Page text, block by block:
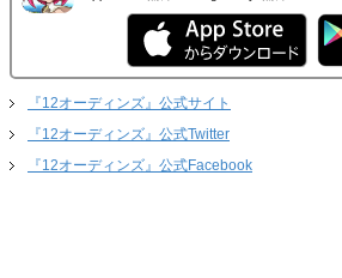
『12オーディンズ』公式サイト
『12オーディンズ』公式Twitter
『12オーディンズ』公式Facebook